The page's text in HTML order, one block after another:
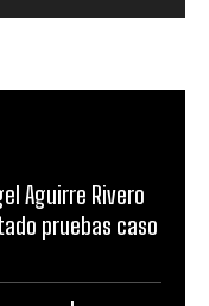
Aguirre Rivero
pruebas caso